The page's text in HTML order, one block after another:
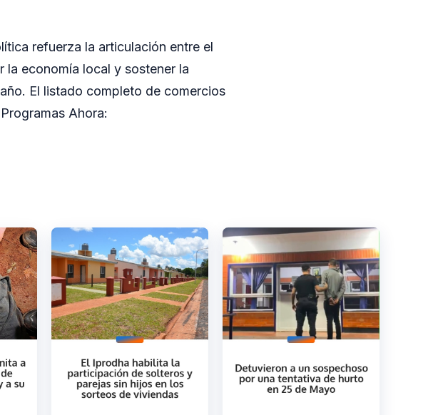
refuerza la articulación entre el
economía local y sostener la
El listado completo de comercios
Ahora: